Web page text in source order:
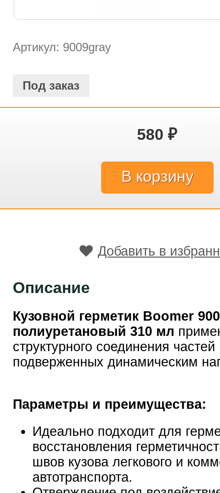
Артикул: 9009gray
Под заказ
580 ₽
Добавить в
Описание
Кузовной герметик Boomer
полиуретановый 310 мл
структурного соединения частей
подверженных динамическим
Параметры и преимущества:
Идеально подходит для
восстановления
швов кузова легкового и
автотранспорта.